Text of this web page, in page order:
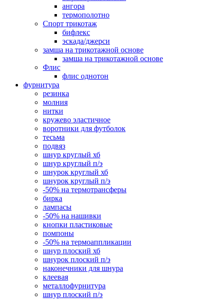
ангора
термополотно
Спорт трикотаж
бифлекс
эскада/джерси
замша на трикотажной основе
замша на трикотажной основе
Флис
флис однотон
фурнитура
резинка
молния
нитки
кружево эластичное
воротники для футболок
тесьма
подвяз
шнур круглый хб
шнур круглый п/э
шнурок круглый хб
шнурок круглый п/э
-50% на термотрансферы
бирка
лампасы
-50% на нашивки
кнопки пластиковые
помпоны
-50% на термоаппликации
шнур плоский хб
шнурок плоский п/э
наконечники для шнура
клеевая
металлофурнитура
шнур плоский п/э